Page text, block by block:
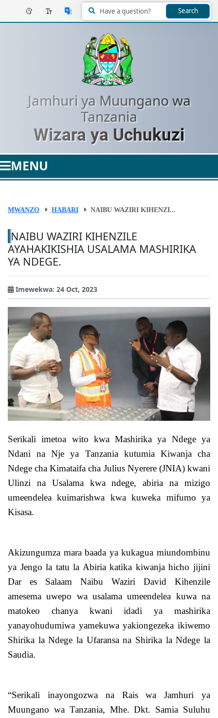
Search
Jamhuri ya Muungano wa
Tanzania
Wizara ya Uchukuzi
MENU
MWANZO HABARI NAIBU WAZIRI KIHENZI...
NAIBU WAZIRI KIHENZILE
AYAHAKIKISHIA USALAMA MASHIRIKA
YA NDEGE.
Imewekwa: 24 Oct, 2023
Serikali imetoa wito kwa Mashirika ya Ndege ya
Ndani na Nje ya Tanzania kutumia Kiwanja cha
Ndege cha Kimataifa cha Julius Nyerere (JNIA) kwani
Ulinzi na Usalama kwa ndege, abiria na mizigo
umeendelea kuimarishwa kwa kuweka mifumo ya
Kisasa.
Akizungumza mara baada ya kukagua miundombinu
ya Jengo la tatu la Abiria katika kiwanja hicho jijini
Dar es Salaam Naibu Waziri David Kihenzile
amesema uwepo wa usalama umeendelea kuwa na
matokeo chanya kwani idadi ya mashirika
yanayohudumiwa yamekuwa yakiongezeka ikiwemo
Shirika la Ndege la Ufaransa na Shirika la Ndege la
Saudia.
“Serikali inayongozwa na Rais wa Jamhuri ya
Muungano wa Tanzania, Mhe. Dkt. Samia Suluhu